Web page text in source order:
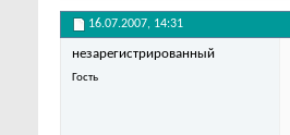
16.07.2007, 14:31
незарегистрированный
Гость